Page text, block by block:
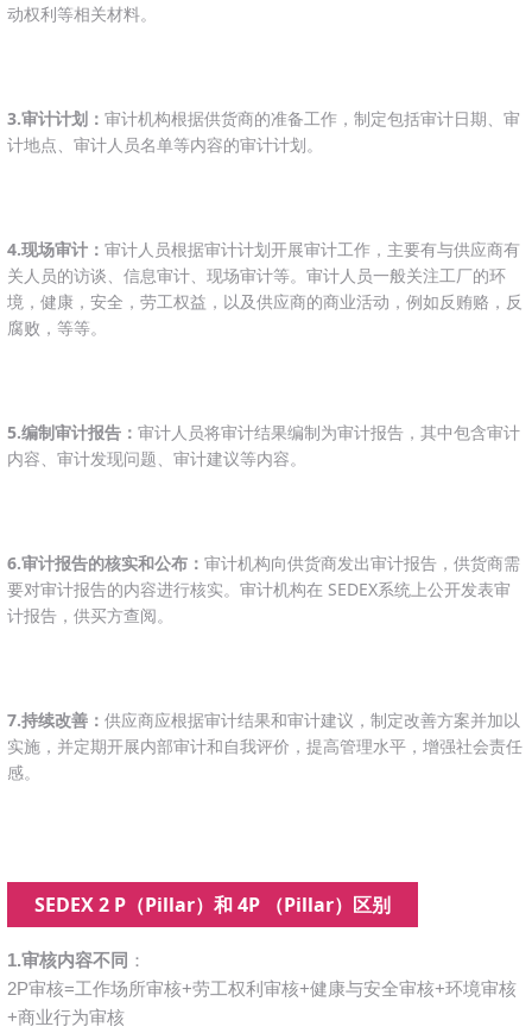
动权利等相关材料。
3.审计计划： 审计机构根据供货商的准备工作，制定包括审计日期、审
计地点、审计人员名单等内容的审计计划。
4.现场审计： 审计人员根据审计计划开展审计工作，主要有与供应商有
关人员的访谈、信息审计、现场审计等。审计人员一般关注工厂的环
境，健康，安全，劳工权益，以及供应商的商业活动，例如反贿赂，反
腐败，等等。
5.编制审计报告： 审计人员将审计结果编制为审计报告，其中包含审计
内容、审计发现问题、审计建议等内容。
6.审计报告的核实和公布： 审计机构向供货商发出审计报告，供货商需
要对审计报告的内容进行核实。审计机构在 SEDEX系统上公开发表审
计报告，供买方查阅。
7.持续改善： 供应商应根据审计结果和审计建议，制定改善方案并加以
实施，并定期开展内部审计和自我评价，提高管理水平，增强社会责任
感。
SEDEX 2 P（Pillar）和 4P （Pillar）区别
1.审核内容不同 ：
2P审核=工作场所审核+劳工权利审核+健康与安全审核+环境审核
+商业行为审核